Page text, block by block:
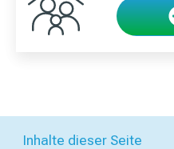
Inhalte dieser Seite